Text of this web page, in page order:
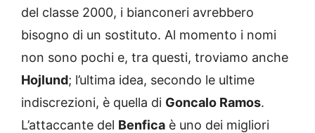
del classe 2000, i bianconeri avrebbero
bisogno di un sostituto. Al momento i nomi
non sono pochi e, tra questi, troviamo anche
Hojlund; l’ultima idea, secondo le ultime
indiscrezioni, è quella di Goncalo Ramos.
L’attaccante del Benfica è uno dei migliori